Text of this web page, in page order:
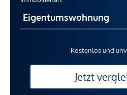
Kostenlos und
Jetzt